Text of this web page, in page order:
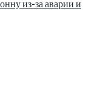
из-за аварии и